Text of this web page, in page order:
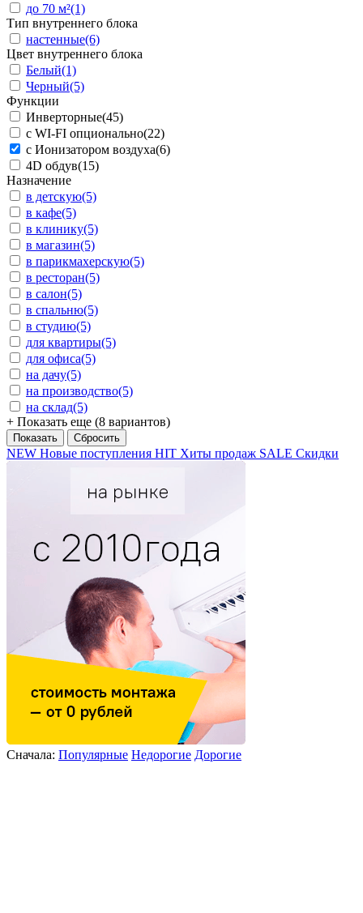
до 70 м²(1)
Тип внутреннего блока
настенные(6)
Цвет внутреннего блока
Белый(1)
Черный(5)
Функции
Инверторные(45)
с WI-FI опционально(22)
с Ионизатором воздуха(6)
4D обдув(15)
Назначение
в детскую(5)
в кафе(5)
в клинику(5)
в магазин(5)
в парикмахерскую(5)
в ресторан(5)
в салон(5)
в спальню(5)
в студию(5)
для квартиры(5)
для офиса(5)
на дачу(5)
на производство(5)
на склад(5)
+ Показать еще (8 вариантов)
NEW Новые поступления HIT Хиты продаж SALE Скидки
Сначала: Популярные Недорогие Дорогие